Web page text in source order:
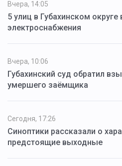
Вчера, 14:05
5 улиц в Губахинском
электроснабжения
Вчера, 10:06
Губахинский суд обратил
умершего заёмщика
Сегодня, 17:26
Синоптики рассказали о
предстоящие выходные